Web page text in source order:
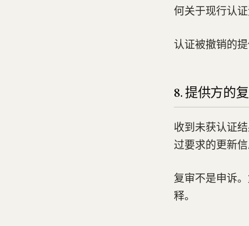
何关于现行认证
认证被撤销的
8. 提供方的
收到未获认证
过要求的更新
复审不是申诉
释。